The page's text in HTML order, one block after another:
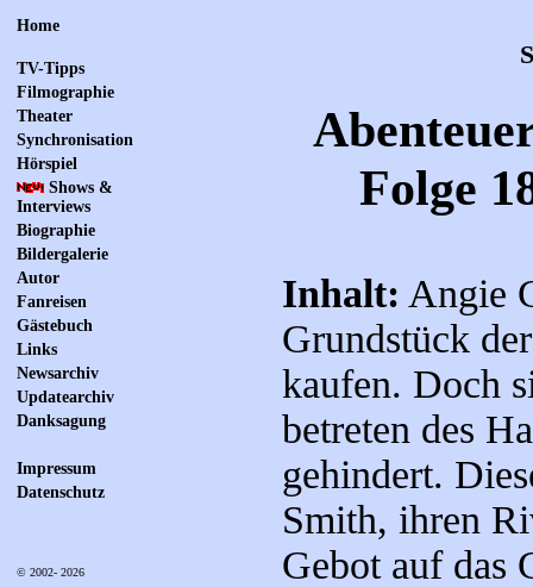
Home
TV-Tipps
Filmographie
Theater
Synchronisation
Hörspiel
Shows &
Interviews
Biographie
Bildergalerie
Autor
Fanreisen
Gästebuch
Links
Newsarchiv
Updatearchiv
Danksagung
Impressum
Datenschutz
© 2002- 2026
Folge
Inhalt: Angie
Grundstück
kaufen. Doch
betreten des
gehindert.
Smith, ihren
Gebot auf das